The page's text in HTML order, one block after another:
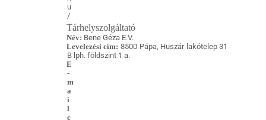
u
/
Tárhelyszolgáltató
Név: Bene Géza E.V.
Levelezési cím: 8500 Pápa, Huszár lakótelep 31
B lph. földszint 1 a.
E
-
m
a
i
l
c